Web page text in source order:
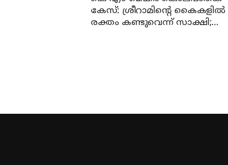
കേസ്: ശ്രീറാമിന്റെ കൈകളില്‍
രക്തം കണ്ടുവെന്ന് സാക്ഷി;